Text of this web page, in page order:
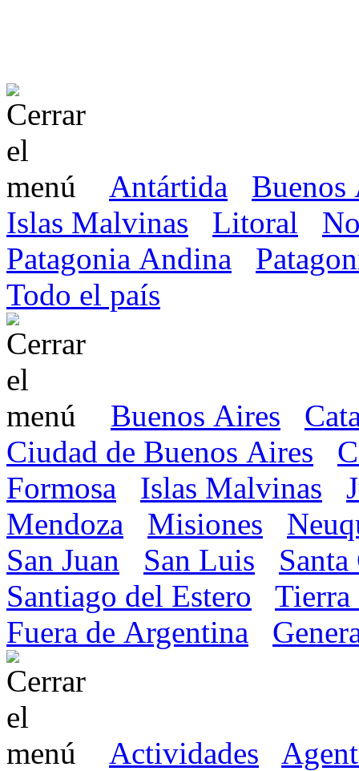
Antártida
Buenos
Islas Malvinas
Litoral
Patagonia Andina
Todo el país
Buenos Aires
Ciudad de Buenos Aires
Formosa
Islas Malvinas
Mendoza
Misiones
San Juan
San Luis
Santiago del Estero
Tierra
Fuera de Argentina
Actividades